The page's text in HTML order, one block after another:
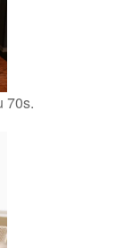
70s.